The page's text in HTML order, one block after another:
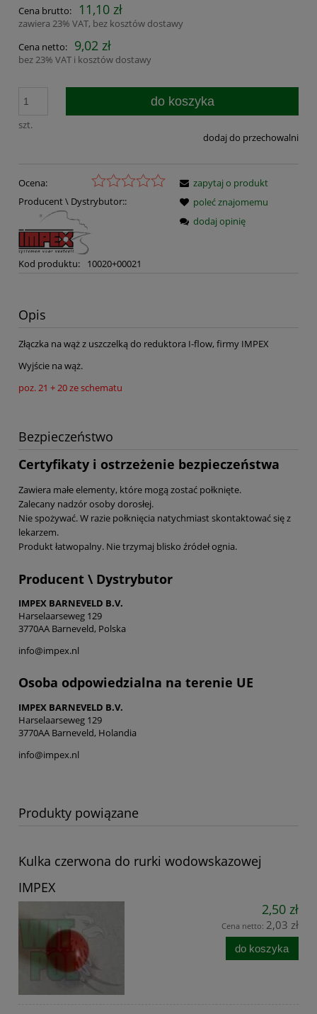
Cena brutto: 11,10 zł
zawiera 23% VAT, bez kosztów dostawy
Cena netto:
9,02 zł
bez 23% VAT i kosztów dostawy
szt.
do koszyka
dodaj do przechowalni
Ocena:
Producent \ Dystrybutor::
Kod produktu: 10020+00021
zapytaj o produkt
poleć znajomemu
dodaj opinię
Opis
Złączka na wąż z uszczelką do reduktora I-flow, firmy IMPEX
Wyjście na wąż.
poz. 21 + 20 ze schematu
Bezpieczeństwo
Certyfikaty i ostrzeżenie bezpieczeństwa
Zawiera małe elementy, które mogą zostać połknięte.
Zalecany nadzór osoby dorosłej.
Nie spożywać. W razie połknięcia natychmiast skontaktować się z
lekarzem.
Produkt łatwopalny. Nie trzymaj blisko źródeł ognia.
Producent \ Dystrybutor
IMPEX BARNEVELD B.V.
Harselaarseweg 129
3770AA Barneveld, Polska
info@impex.nl
Osoba odpowiedzialna na terenie UE
IMPEX BARNEVELD B.V.
Harselaarseweg 129
3770AA Barneveld, Holandia
info@impex.nl
Produkty powiązane
Kulka czerwona do rurki wodowskazowej
IMPEX
2,50 zł
Cena netto: 2,03 zł
do koszyka